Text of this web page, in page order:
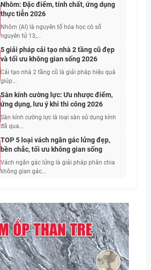
Nhôm: Đặc điểm, tính chất, ứng dụng
thực tiễn 2026
Nhôm (Al) là nguyên tố hóa học có số
nguyên tử 13,...
5 giải pháp cải tạo nhà 2 tầng cũ đẹp
và tối ưu không gian sống 2026
Cải tạo nhà 2 tầng cũ là giải pháp hiệu quả
giúp...
Sàn kính cường lực: Ưu nhược điểm,
ứng dụng, lưu ý khi thi công 2026
Sàn kính cường lực là loại sàn sử dụng kính
đã qua...
TOP 5 loại vách ngăn gác lửng đẹp,
bền chắc, tối ưu không gian sống
Vách ngăn gác lửng là giải pháp phân chia
không gian gác...